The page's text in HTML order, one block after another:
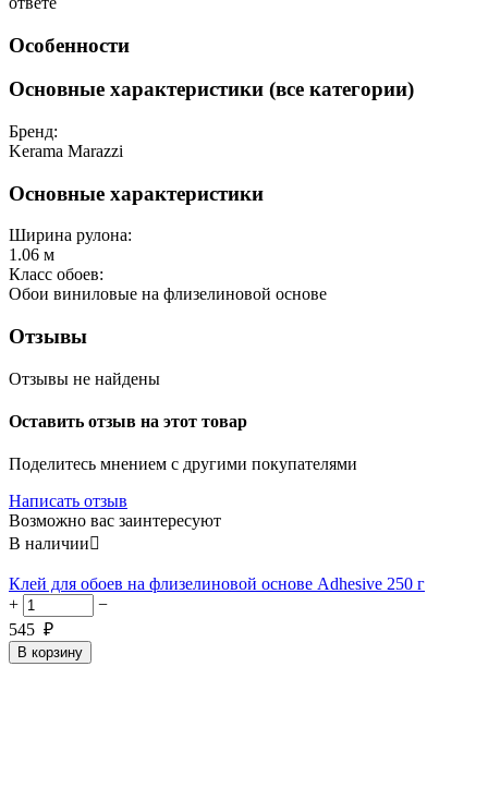
Особенности
Основные характеристики (все категории)
Бренд:
Kerama Marazzi
Основные характеристики
Ширина рулона:
1.06 м
Класс обоев:
Обои виниловые на флизелиновой основе
Отзывы
Отзывы не найдены
Оставить отзыв на этот товар
Поделитесь мнением с другими покупателями
Написать отзыв
Возможно вас заинтересуют
В наличии
Клей для обоев на флизелиновой основе Adhesive 250 г
+
−
545 ₽
В корзину